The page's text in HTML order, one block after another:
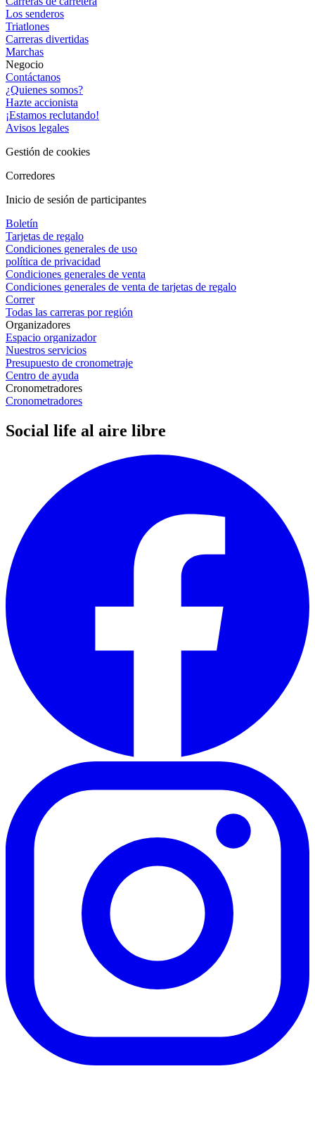
Los senderos
Triatlones
Carreras divertidas
Marchas
Negocio
Contáctanos
¿Quienes somos?
Hazte accionista
¡Estamos reclutando!
Avisos legales
Gestión de cookies
Corredores
Inicio de sesión de participantes
Boletín
Tarjetas de regalo
Condiciones generales de uso
política de privacidad
Condiciones generales de venta
Condiciones generales de venta de tarjetas de regalo
Correr
Todas las carreras por región
Organizadores
Espacio organizador
Nuestros servicios
Presupuesto de cronometraje
Centro de ayuda
Cronometradores
Cronometradores
Social life al aire libre